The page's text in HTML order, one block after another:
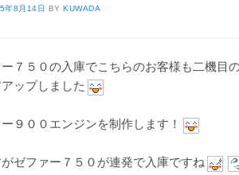
年8月14日 BYKUWADA
７５０の入庫でこちらのお客様も二機目
ップしました
９００エンジンを制作します！
ゼファー７５０が連発で入庫ですね